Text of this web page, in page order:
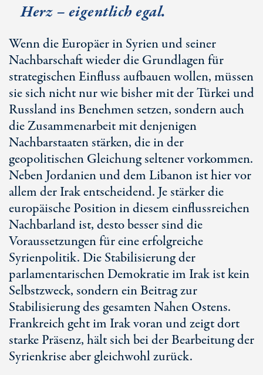
Herz – eigentlich egal.
Wenn die Europäer in Syrien und seiner
Nachbarschaft wieder die Grundlagen für
strategischen Einfluss aufbauen wollen, müssen
sie sich nicht nur wie bisher mit der Türkei und
Russland ins Benehmen setzen, sondern auch
die Zusammenarbeit mit denjenigen
Nachbarstaaten stärken, die in der
geopolitischen Gleichung seltener vorkommen.
Neben Jordanien und dem Libanon ist hier vor
allem der Irak entscheidend. Je stärker die
europäische Position in diesem einflussreichen
Nachbarland ist, desto besser sind die
Voraussetzungen für eine erfolgreiche
Syrienpolitik. Die Stabilisierung der
parlamentarischen Demokratie im Irak ist kein
Selbstzweck, sondern ein Beitrag zur
Stabilisierung des gesamten Nahen Ostens.
Frankreich geht im Irak voran und zeigt dort
starke Präsenz, hält sich bei der Bearbeitung der
Syrienkrise aber gleichwohl zurück.